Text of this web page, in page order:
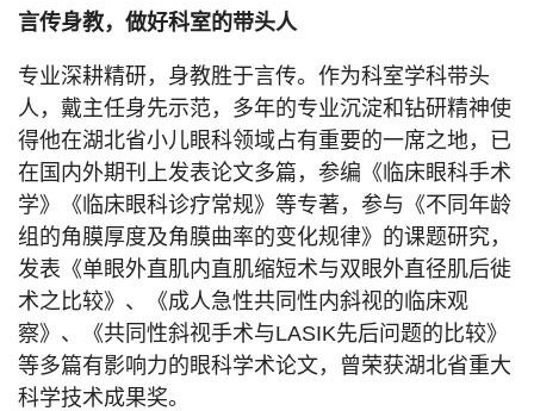
言传身教，做好科室的带头人
专业深耕精研，身教胜于言传。作为科室学科带头
人，戴主任身先示范，多年的专业沉淀和钻研精神使
得他在湖北省小儿眼科领域占有重要的一席之地，已
在国内外期刊上发表论文多篇，参编《临床眼科手术
学》《临床眼科诊疗常规》等专著，参与《不同年龄
组的角膜厚度及角膜曲率的变化规律》的课题研究，
发表《单眼外直肌内直肌缩短术与双眼外直径肌后徙
术之比较》、《成人急性共同性内斜视的临床观
察》、《共同性斜视手术与LASIK先后问题的比较》
等多篇有影响力的眼科学术论文，曾荣获湖北省重大
科学技术成果奖。